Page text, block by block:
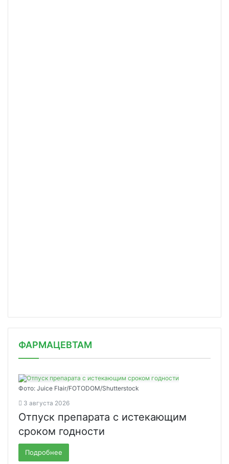
ФАРМАЦЕВТАМ
Фото: Juice Flair/FOTODOM/Shutterstoсk
3 августа 2026
Отпуск препарата с истекающим
сроком годности
Подробнее